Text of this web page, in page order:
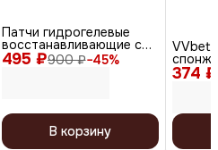
495 ₽900 ₽−45%
Патчи гидрогелевые
восстанавливающие с
коллагеном и
растительными
В корзину
374 ₽
спонж
Sponge